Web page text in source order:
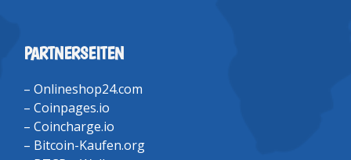
PARTNERSEITEN
– Onlineshop24.com
– Coinpages.io
– Coincharge.io
– Bitcoin-Kaufen.org